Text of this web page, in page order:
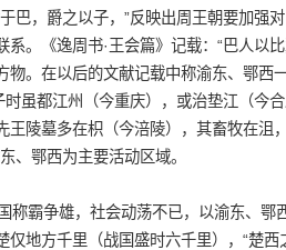
巴，爵之以子，”反映出周王朝要加强
系。《逸周书·王会篇》记载：“巴人以
物。在以后的文献记载中称渝东、鄂西
时虽都江州（今重庆），或治垫江（今
王陵墓多在枳（今涪陵），其畜牧在
、鄂西为主要活动区域。
霸争雄，社会动荡不已，以渝东、鄂
仅地方千里（战国盛时六千里），“楚